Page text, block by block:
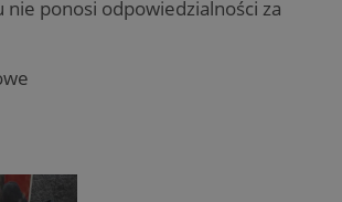
nie ponosi odpowiedzialności za